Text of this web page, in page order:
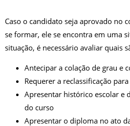
Caso o candidato seja aprovado no
se formar, ele se encontra em uma
situação, é necessário avaliar quais
Antecipar a colação de grau e
Requerer a reclassificação
Apresentar histórico escolar e
do curso
Apresentar o diploma no ato